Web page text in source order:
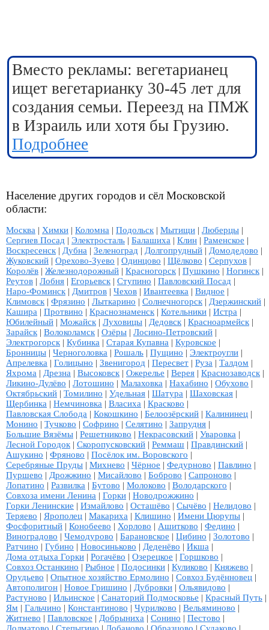
Вместо рекламы: вегетарианец
ищет вегетарианку 30-45 лет для
создания семьи. Переезд на ПМЖ
в Израиль или хотя бы Грузию.
Подробнее
Население других городов и сёл Московской
области:
Москва | Химки | Коломна | Подольск | Мытищи | Люберцы |
Сергиев Посад | Электросталь | Балашиха | Клин | Раменское |
Воскресенск | Дубна | Зеленоград | Долгопрудный | Домодедово |
Жуковский | Орехово-Зуево | Одинцово | Щёлково | Серпухов |
Королёв | Железнодорожный | Красногорск | Пушкино | Ногинск |
Реутов | Лобня | Егорьевск | Ступино | Павловский Посад |
Наро-Фоминск | Дмитров | Чехов | Ивантеевка | Видное |
Климовск | Фрязино | Лыткарино | Солнечногорск | Дзержинский |
Кашира | Протвино | Краснознаменск | Котельники | Истра |
Юбилейный | Можайск | Луховицы | Дедовск | Красноармейск |
Зарайск | Волоколамск | Озёры | Лосино-Петровский |
Электрогорск | Кубинка | Старая Купавна | Куровское |
Бронницы | Черноголовка | Рошаль | Пущино | Электроугли |
Апрелевка | Голицыно | Звенигород | Пересвет | Руза | Талдом |
Яхрома | Дрезна | Высоковск | Ожерелье | Верея | Краснозаводск |
Ликино-Дулёво | Лотошино | Малаховка | Нахабино | Обухово |
Октябрьский | Томилино | Удельная | Шатура | Шаховская |
Щербинка | Немчиновка | Власиха | Красково |
Павловская Слобода | Кокошкино | Белоозёрский | Калининец |
Монино | Тучково | Софрино | Селятино | Запрудня |
Большие Вязёмы | Решетниково | Некрасовский | Уваровка |
Лесной Городок | Скоропусковский | Реммаш | Правдинский |
Ашукино | Фряново | Посёлок им. Воровского |
Серебряные Пруды | Михнево | Чёрное | Федурново | Павлино |
Пуршево | Дрожжино | Мисайлово | Боброво | Сапроново |
Лопатино | Развилка | Бутово | Молоково | Володарского |
Совхоза имени Ленина | Горки | Новодрожжино |
Горки Ленинские | Измайлово | Осташёво | Сычёво | Нелидово |
Теряево | Ярополец | Макариха | Клишино | Имени Цюрупы |
Фосфоритный | Конобеево | Хорлово | Ашитково | Федино |
Виноградово | Чемодурово | Барановское | Цибино | Золотово |
Ратчино | Губино | Новосиньково | Деденёво | Икша |
Дома отдыха Горки | Рогачёво | Озерецкое | Горшково |
Совхоз Останкино | Рыбное | Подосинки | Куликово | Княжево |
Орудьево | Опытное хозяйство Ермолино | Совхоз Будённовец |
Автополигон | Новое Гришино | Дубровки | Ольявидово |
Растуново | Ильинское | Санаторий Подмосковье | Красный Путь |
Ям | Гальчино | Константиново | Чурилково | Вельяминово |
Житнево | Павловское | Добрыниха | Сонино | Пестово |